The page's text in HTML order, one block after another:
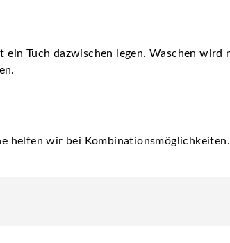
Tuch dazwischen legen. Waschen wird
helfen wir bei Kombinationsmöglichkeiten.